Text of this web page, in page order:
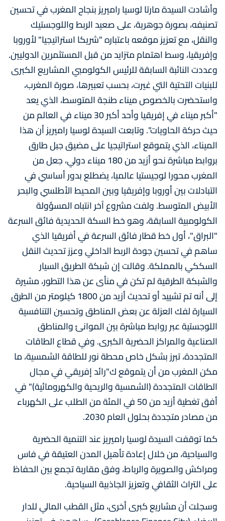
وأشادت السيدة مارتا لوسيا راميريز بنجاح المغرب في تحسين
تصنيفه، بصورة جوهرية، على صعيد الربط واللوجستيك
والنقل، مع تعزيز موقعه باعتباره "شريكا استراتيجيا" لأوروبا
وإفريقيا، وسط اهتمام متزايد من قبل المستثمرين الدوليين.
وعددت النائبة السابقة للرئيس الكولومبي المشاريع الكبرى
للبنيات التحتية التي غيرت، بحسب تعبيرها، صورة المغرب،
واستحضرت بالخصوص ميناء طنجة المتوسط، الذي يعد
"أكبر ميناء في إفريقيا وأحد أكبر 30 ميناء في العالم من
حيث حركة الحاويات". وتابعت السيدة لوسيا راميريز أن هذا
الميناء، الذي يتموقع استراتيجيا على مضيق جبل طارق
بروابط مباشرة نحو أزيد من 180 ميناء دولي، جعل من
المغرب محورا لوجيستيا عالميا، يضطلع بدور أساسي في
التبادلات بين أوروبا وإفريقيا وبين المحيط الأطلسي والبحر
الأبيض المتوسط. ولفت مشروع آخر انتباه المسؤولة
الكولومبية السابقة، وهو خط السكة الحديدية فائق السرعة
"البراق"، أول خط قطار فائق السرعة في أفريقيا الذي
ساهم في تحسين جودة الربط الداخلي وعزز تحديث النقل
السككي بالمملكة. وقالت إن شبكة الطريق السيار
والشبكة الطرقية لم تكن في منأى عن هذا التطور، مشيرة
إلى أنه تم تشييد أو تحديث أزيد من 1800 كيلومتر من الطرق
السيارة لفك العزلة عن بعض المناطق وتحسين التنافسية
اللوجستية عبر روابط مباشرة بين الموانئ والمناطق
الصناعية والمراكز الحضرية الكبرى. وفي قطاع الطاقات
المتجددة، تبرز بشكل خاص محطة نور للطاقة الشمسية، ما
مكن المغرب من أن يتموقع ك"رائد إفريقي في مجال
الطاقات المتجددة (الشمسية والريحية والكهرومائية)" في
أفق تغطية أزيد من 50 في المئة من الطلب على الكهرباء
من مصادر متجددة بحلول العام 2030.
كما توقفت السيدة لوسيا راميريز عند التنمية الحضرية
والسياحية، من خلال إعادة تأهيل المدن العتيقة في فاس
ومراكش والصويرة والرباط، وفق مقاربة تجمع بين الحفاظ
على التراث الثقافي وتعزيز الجاذبية السياحية.
وسجلت أن مشاريع كبرى أخرى، مثل القطب المالي للدار